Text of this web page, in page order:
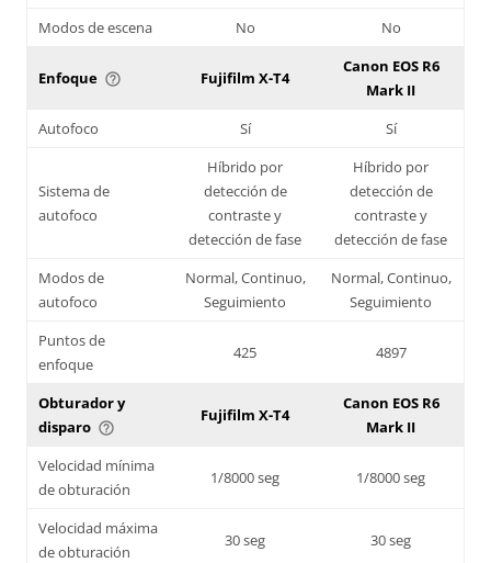
Modos de escena No No
Enfoque help_outline Fujifilm X-T4
Canon EOS R6
Mark II
Autofoco
Sí Sí
Sistema de
autofoco
Híbrido por
detección de
contraste y
detección de fase
Híbrido por
detección de
contraste y
detección de fase
Modos de
autofoco
Normal, Continuo,
Seguimiento
Normal, Continuo,
Seguimiento
Puntos de
enfoque
425 4897
Obturador y
disparo help_outline
Fujifilm X-T4
Canon EOS R6
Mark II
Velocidad mínima
de obturación
1/8000 seg 1/8000 seg
Velocidad máxima
de obturación
30 seg 30 seg